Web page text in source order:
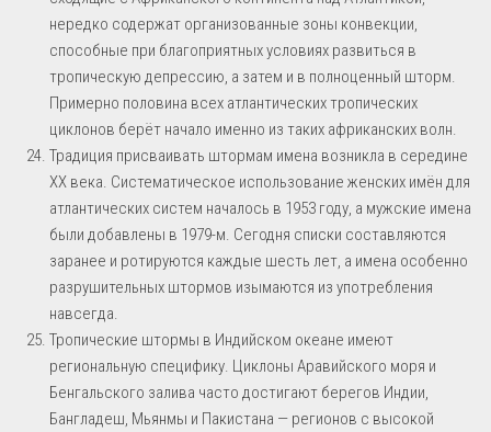
нередко содержат организованные зоны конвекции,
способные при благоприятных условиях развиться в
тропическую депрессию, а затем и в полноценный шторм.
Примерно половина всех атлантических тропических
циклонов берёт начало именно из таких африканских волн.
Традиция присваивать штормам имена возникла в середине
XX века. Систематическое использование женских имён для
атлантических систем началось в 1953 году, а мужские имена
были добавлены в 1979-м. Сегодня списки составляются
заранее и ротируются каждые шесть лет, а имена особенно
разрушительных штормов изымаются из употребления
навсегда.
Тропические штормы в Индийском океане имеют
региональную специфику. Циклоны Аравийского моря и
Бенгальского залива часто достигают берегов Индии,
Бангладеш, Мьянмы и Пакистана — регионов с высокой